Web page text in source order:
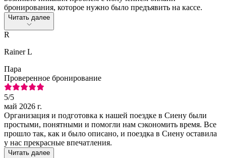
бронирования, которое нужно было предъявить на кассе.
Читать далее
R
Rainer L
Пара
Проверенное бронирование
5/5
май 2026 г.
Организация и подготовка к нашей поездке в Сиену были
простыми, понятными и помогли нам сэкономить время. Все
прошло так, как и было описано, и поездка в Сиену оставила
у нас прекрасные впечатления.
Читать далее